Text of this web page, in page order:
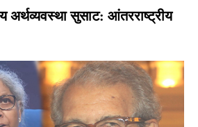
अर्थव्यवस्था सुसाट: आंतरराष्ट्रीय